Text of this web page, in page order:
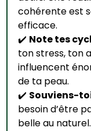
cohérente est
efficace.
✔️ Note tes
ton stress, ton
influencent
de ta peau.
✔️ Souviens-
besoin d’être
belle au naturel.